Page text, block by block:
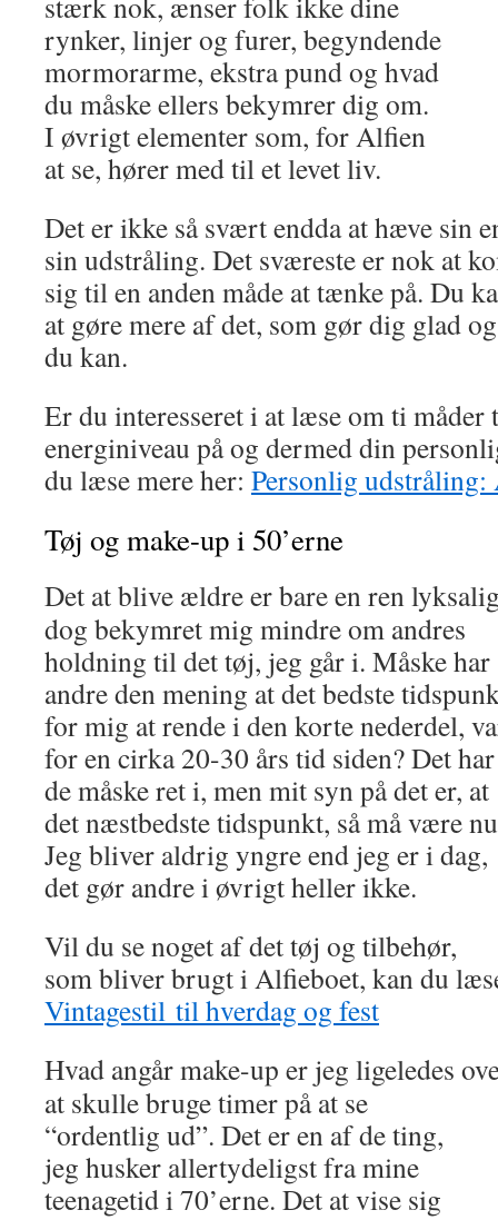
rynker, linjer og furer, begyndende
mormorarme, ekstra pund og hvad
du måske ellers bekymrer dig om.
I øvrigt elementer som, for Alfien
at se, hører med til et levet liv.
Det er ikke så svært endda at hæve sin
sin udstråling. Det sværeste er nok at
sig til en anden måde at tænke på. Du
at gøre mere af det, som gør dig glad
du kan.
Er du interesseret i at læse om ti
energiniveau på og dermed din
du læse mere her: Personlig udstråling:
Tøj og make-up i 50’erne
Det at blive ældre er bare en ren
dog bekymret mig mindre om andres
holdning til det tøj, jeg går i. Måske har
andre den mening at det bedste
for mig at rende i den korte nederdel,
for en cirka 20-30 års tid siden? Det har
de måske ret i, men mit syn på det er, at
det næstbedste tidspunkt, så må være
Jeg bliver aldrig yngre end jeg er i dag,
det gør andre i øvrigt heller ikke.
Vil du se noget af det tøj og tilbehør,
som bliver brugt i Alfieboet, kan du
Vintagestil til hverdag og fest
Hvad angår make-up er jeg ligeledes
at skulle bruge timer på at se
“ordentlig ud”. Det er en af de ting,
jeg husker allertydeligst fra mine
teenagetid i 70’erne. Det at vise sig